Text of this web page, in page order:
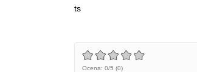
ts
Ocena: 0/5 (0)